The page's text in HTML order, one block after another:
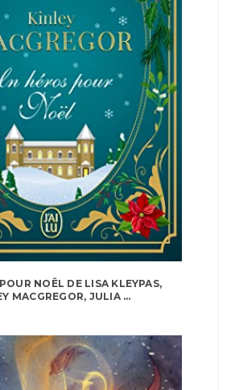
NOËL DE LISA KLEYPAS,
MACGREGOR, JULIA ...